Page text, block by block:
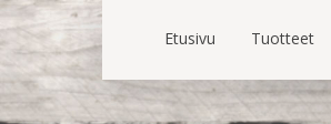
Etusivu Tuotteet